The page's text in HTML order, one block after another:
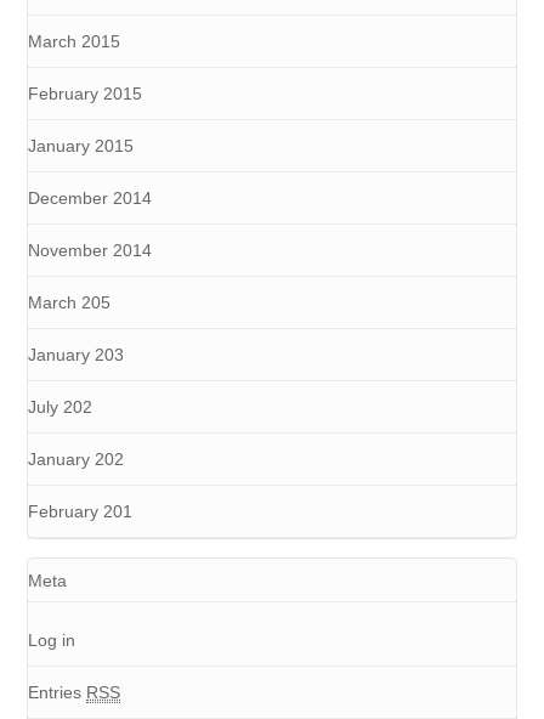
March 2015
February 2015
January 2015
December 2014
November 2014
March 205
January 203
July 202
January 202
February 201
Meta
Log in
Entries RSS